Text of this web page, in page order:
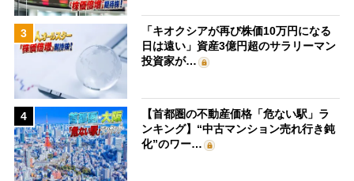
3
「キオクシアが再び株価10万円になる
日は遠い」資産3億円超のサラリーマン
投資家が…
4
【首都圏の不動産価格「危ない駅」ラ
ンキング】“中古マンション売れ行き鈍
化”のワー…